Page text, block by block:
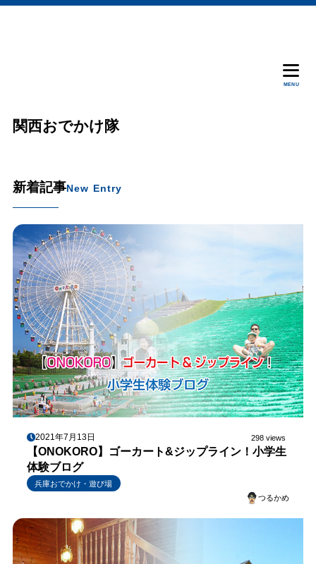
関西おでかけ隊
MENU
新着記事New Entry
2021年7月13日 298 views
【ONOKORO】ゴーカート&ジップライン！小学生
体験ブログ
兵庫おでかけ・遊び場
つるかめ